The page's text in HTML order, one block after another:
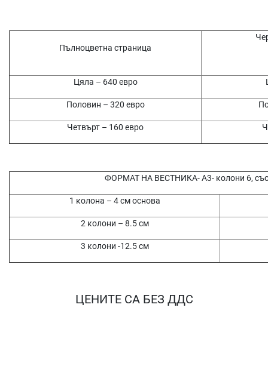
Пълноцветна страница
Цяла – 640 евро
Половин – 320 евро
Четвърт – 160 евро
ФОРМАТ НА ВЕСТНИКА- А3- колони 6,
1 колона – 4 см основа
2 колони – 8.5 см
3 колони -12.5 см
ЦЕНИТЕ СА БЕЗ ДДС